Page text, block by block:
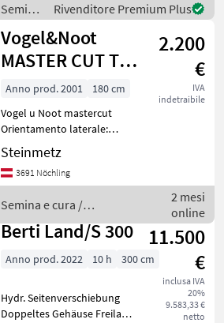
Semina
e cura /
Tehnos
Rivenditore Premium Plus
Vogel&Noot
MASTER CUT TK
160
2.200
€
IVA
indetraibile
Anno prod. 2001
180 cm
Vogel u Noot mastercut
Orientamento laterale:
Meccanico, Rullo posteriore
Semina e cura Trinciatutto
Steinmetz
3691 Nöchling
Semina e cura /
Vogel&Noot
2 mesi
online
Berti Land/S 300
11.500
€
inclusa IVA
20%
9.583,33 €
netto
Anno prod. 2022 10 h 300 cm
Hydr. Seitenverschiebung
Doppeltes Gehäuse Freilauf